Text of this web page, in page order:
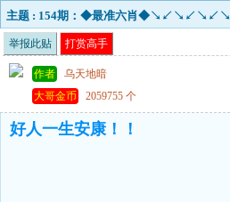
主题 : 154期：◆最准六肖
肖)↘↙↘↙↘
举报此贴 打赏高手
作者 乌天地暗
大哥金币
2059755 个
好人一生安康！！